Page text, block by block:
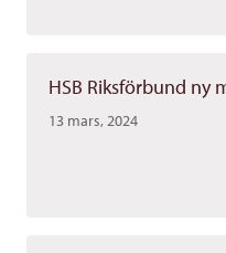
HSB Riksförbund ny
13 mars, 2024